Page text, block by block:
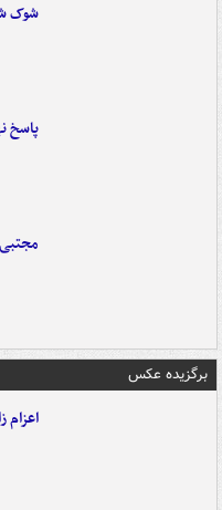
شوک
پاسخ
برگزیده عکس
اعزام